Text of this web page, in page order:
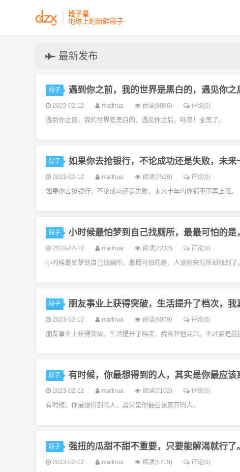
段子星
地球上的新鲜段子
最新发布
段子 遇到你之前，我的世界是黑白的，遇见你之
2023-02-12 matthua 阅读(8086) 评论(0)
遇到你之前，我的世界是黑白的，遇见你之后，哇靠！全黑了。
段子 如果你去抢银行，不论成功还是失败，未来
2023-02-12 matthua 阅读(7529) 评论(0)
如果你去抢银行，不论成功还是失败，未来十年内你都不用再上班。
段子 小时候最怕梦到自己找厕所，最最可怕的是
2023-02-12 matthua 阅读(7232) 评论(0)
小时候最怕梦到自己找厕所，最最可怕的是，人没醒来厕所却找到了。
段子 朋友事业上获得突破，生活提升了档次，
2023-02-12 matthua 阅读(6059) 评论(0)
朋友事业上获得突破，生活提升了档次，我真替他高兴。不过要是能
段子 有时候，你最想得到的人，其实是你最应该
2023-02-12 matthua 阅读(5102) 评论(0)
有时候，你最想得到的人，其实是你最应该离开的人。
段子 强扭的瓜甜不甜不重要，只要能解渴就行了。
2023-02-12 matthua 阅读(5719) 评论(0)